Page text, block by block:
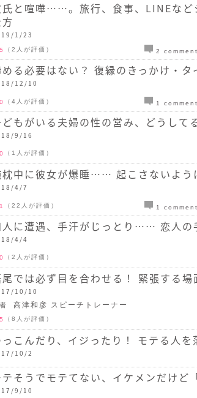
氏と喧嘩……。旅行、食事、LINEなど
1/23
（2人が評価） 2 comment
る必要はない？ 復縁のきっかけ・タ
12/10
（4人が評価） 1 comment
もがいる夫婦の性の営み、どうして
9/16
（1人が評価）
枕中に彼女が爆睡…… 起こさないよう
4/7
（22人が評価） 1 comment
人に遭遇、手汗がじっとり…… 恋人の
4/4
（2人が評価）
では必ず目を合わせる！ 緊張する
10/10
高津和彦 スピーチトレーナー
（8人が評価）
っこんだり、イジったり！ モテる人を
10/2
テそうでモテてない、イケメンだけど
9/10